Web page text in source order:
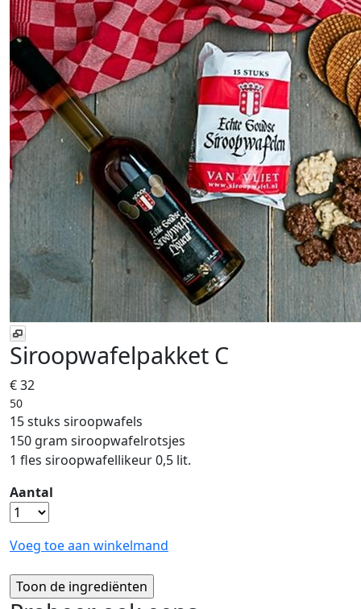
Siroopwafelpakket C
€ 32
50
15 stuks siroopwafels
150 gram siroopwafelrotsjes
1 fles siroopwafellikeur 0,5 lit.
Aantal
Voeg toe aan winkelmand